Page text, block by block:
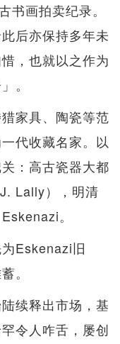
书画拍卖纪录。
后亦保持多年未
，也就以之作为
。
家具、陶瓷等范
代收藏名家。以
：高古瓷器大都
Lally），明清
。
Eskenazi旧
。
续释出市场，基
令人咋舌，屡创